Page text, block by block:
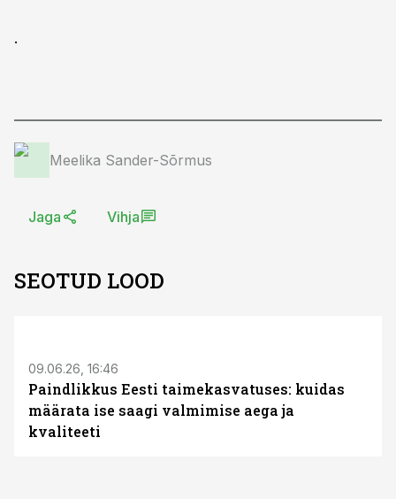
.
Meelika Sander-Sõrmus
Jaga Vihja
SEOTUD LOOD
09.06.26, 16:46
Paindlikkus Eesti taimekasvatuses: kuidas
määrata ise saagi valmimise aega ja
kvaliteeti